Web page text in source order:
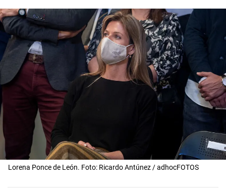
Lorena Ponce de León. Foto: Ricardo Antúnez / adhocFOTOS